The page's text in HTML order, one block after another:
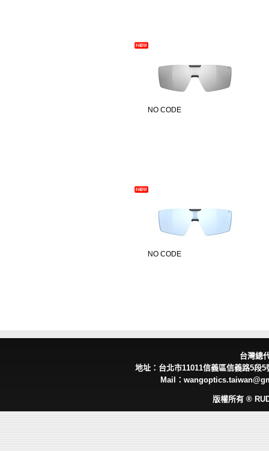
NO CODE
NO CODE
台灣
地址：台北市11011信義區信義路5
Mail：
版權所有 ®